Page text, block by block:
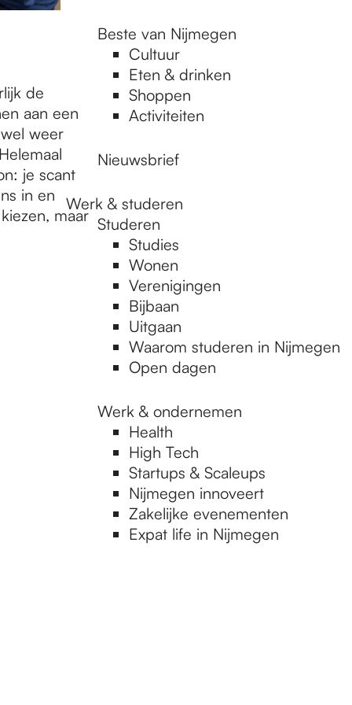
Beste van Nijmegen
Cultuur
Eten & drinken
Shoppen
Activiteiten
Nieuwsbrief
Werk & studeren
Studeren
Studies
Wonen
Verenigingen
Bijbaan
Uitgaan
Waarom studeren in Nijmegen
Open dagen
Werk & ondernemen
Health
High Tech
Startups & Scaleups
Nijmegen innoveert
Zakelijke evenementen
Expat life in Nijmegen
de
aan een
weer
je scant
in en
maar